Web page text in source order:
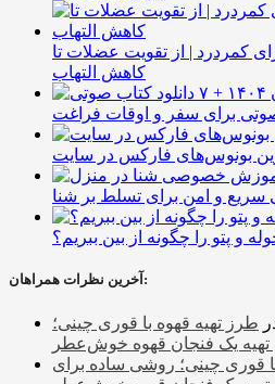
کمردرد | از تقویت عضلات تا
کاهش التهاب
۷ کتاب صوتی برای تابستان ۱۴۰۴ +
برای سفر و اوقات فراغت
سریع و امن برای تسلط بر شنا
و پتو را چگونه از بین ببریم؟
آخرین نظرات همراهان:
طرز تهیه قهوه با قوری چینی؛
یک فنجان قهوه خوش‌عطر
قوری چینی؛ روشی ساده برای